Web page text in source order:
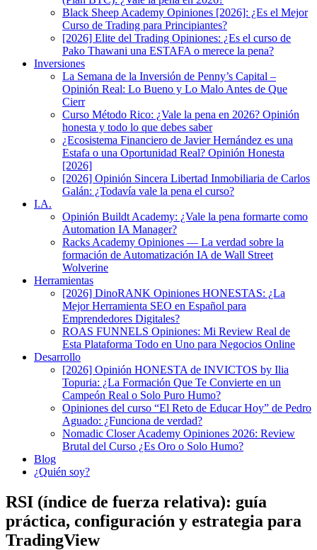
Black Sheep Academy Opiniones [2026]: ¿Es el Mejor
Curso de Trading para Principiantes?
[2026] Elite del Trading Opiniones: ¿Es el curso de
Pako Thawani una ESTAFA o merece la pena?
Inversiones
La Semana de la Inversión de Penny’s Capital –
Opinión Real: Lo Bueno y Lo Malo Antes de Que
Cierr
Curso Método Rico: ¿Vale la pena en 2026? Opinión
honesta y todo lo que debes saber
¿Ecosistema Financiero de Javier Hernández es una
Estafa o una Oportunidad Real? Opinión Honesta
[2026]
[2026] Opinión Sincera Libertad Inmobiliaria de Carlos
Galán: ¿Todavía vale la pena el curso?
I.A.
Opinión Buildt Academy: ¿Vale la pena formarte como
Automation IA Manager?
Racks Academy Opiniones — La verdad sobre la
formación de Automatización IA de Wall Street
Wolverine
Herramientas
[2026] DinoRANK Opiniones HONESTAS: ¿La
Mejor Herramienta SEO en Español para
Emprendedores Digitales?
ROAS FUNNELS Opiniones: Mi Review Real de
Esta Plataforma Todo en Uno para Negocios Online
Desarrollo
[2026] Opinión HONESTA de INVICTOS by Ilia
Topuria: ¿La Formación Que Te Convierte en un
Campeón Real o Solo Puro Humo?
Opiniones del curso “El Reto de Educar Hoy” de Pedro
Aguado: ¿Funciona de verdad?
Nomadic Closer Academy Opiniones 2026: Review
Brutal del Curso ¿Es Oro o Solo Humo?
Blog
¿Quién soy?
RSI (índice de fuerza relativa): guía
práctica, configuración y estrategia para
TradingView